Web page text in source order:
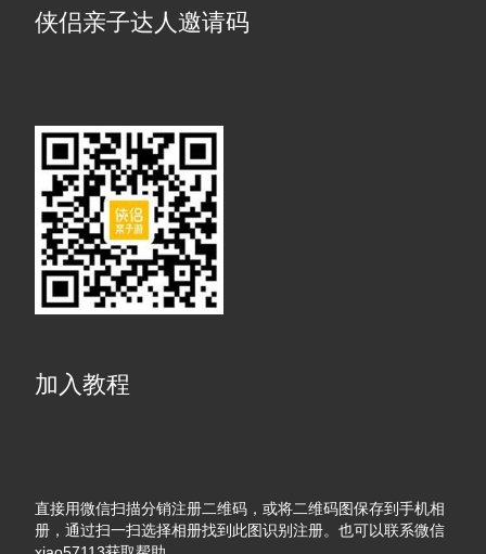
侠侣亲子达人邀请码
加入教程
直接用微信扫描分销注册二维码，或将二维码图保存到手机相
册，通过扫一扫选择相册找到此图识别注册。也可以联系微信